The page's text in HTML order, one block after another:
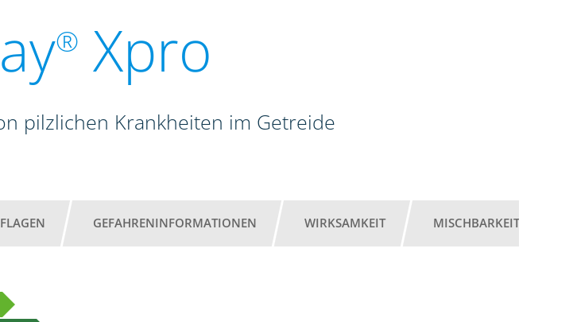
® Xpro
pilzlichen Krankheiten im Getreide
GEFAHRENINFORMATIONEN WIRKSAMKEIT MISCHBARKEIT